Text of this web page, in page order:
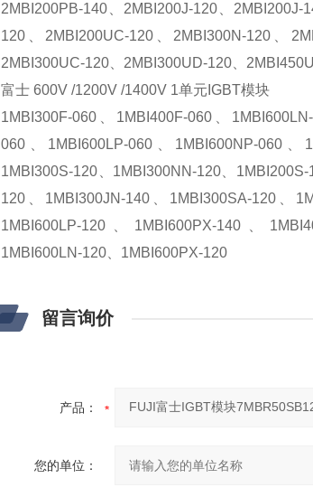
2MBI200PB-140、2MBI200J-120、
120、2MBI200UC-120、2MBI300N-120、
2MBI300UC-120、2MBI300UD-120、
富士 600V /1200V /1400V 1单元IGBT模块
1MBI300F-060、1MBI400F-060、
060、1MBI600LP-060、1MBI600NP-060、
1MBI300S-120、1MBI300NN-120、
120、1MBI300JN-140、1MBI300SA-120、
1MBI600LP-120、1MBI600PX-140、
1MBI600LN-120、1MBI600PX-120
留言询价
产品：
您的单位：